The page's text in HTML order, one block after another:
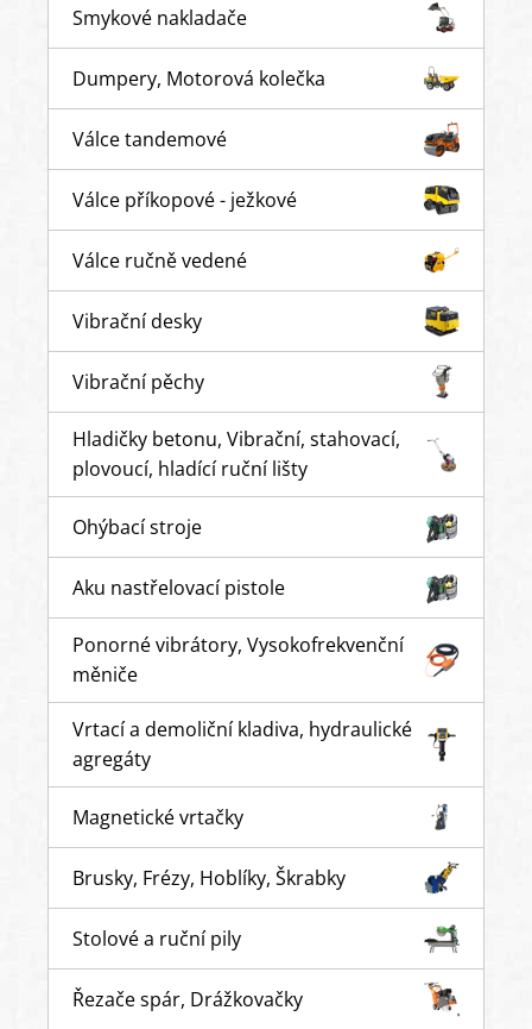
Smykové nakladače
Dumpery, Motorová kolečka
Válce tandemové
Válce příkopové - ježkové
Válce ručně vedené
Vibrační desky
Vibrační pěchy
Hladičky betonu, Vibrační, stahovací,
plovoucí, hladící ruční lišty
Ohýbací stroje
Aku nastřelovací pistole
Ponorné vibrátory, Vysokofrekvenční
měniče
Vrtací a demoliční kladiva, hydraulické
agregáty
Magnetické vrtačky
Brusky, Frézy, Hoblíky, Škrabky
Stolové a ruční pily
Řezače spár, Drážkovačky